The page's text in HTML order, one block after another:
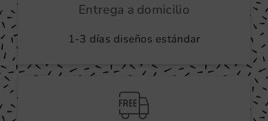
Entrega a domicilio
1-3 días diseños estándar